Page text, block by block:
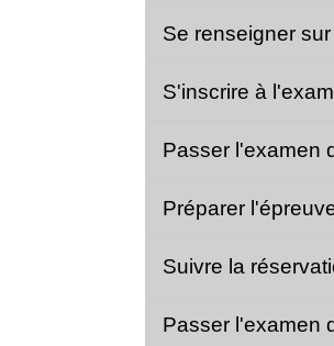
Se renseigner
S'inscrire à
Passer l'examen
Préparer
Suivre la
Passer l'examen